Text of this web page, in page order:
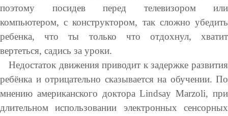
поэтому посидев перед телевизором или
компьютером, с конструктором, так сложно убедить
ребенка, что ты только что отдохнул, хватит
вертеться, садись за уроки.
Недостаток движения приводит к задержке развития
ребёнка и отрицательно сказывается на обучении. По
мнению американского доктора Lindsay Marzoli, при
длительном использовании электронных сенсорных